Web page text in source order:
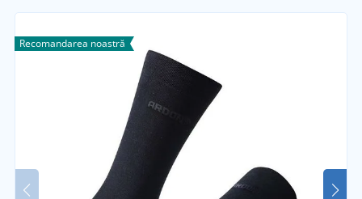
Recomandarea noastră